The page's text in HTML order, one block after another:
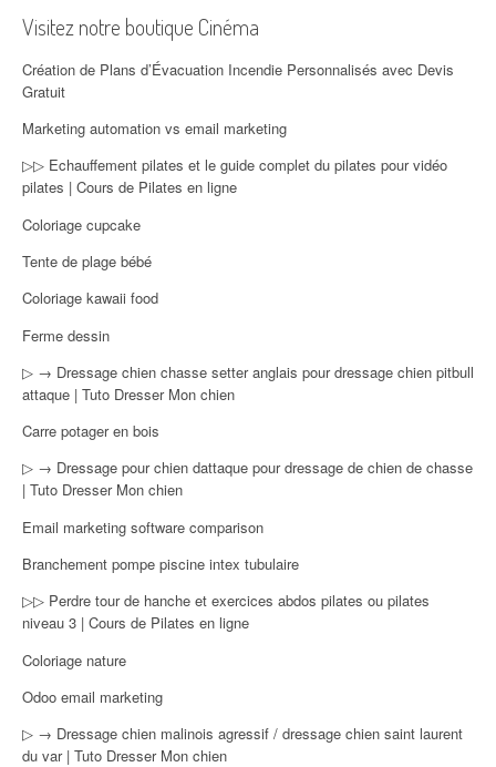
Visitez notre boutique Cinéma
Création de Plans d’Évacuation Incendie Personnalisés avec Devis
Gratuit
Marketing automation vs email marketing
▷▷ Echauffement pilates et le guide complet du pilates pour vidéo
pilates | Cours de Pilates en ligne
Coloriage cupcake
Tente de plage bébé
Coloriage kawaii food
Ferme dessin
▷ → Dressage chien chasse setter anglais pour dressage chien pitbull
attaque | Tuto Dresser Mon chien
Carre potager en bois
▷ → Dressage pour chien dattaque pour dressage de chien de chasse
| Tuto Dresser Mon chien
Email marketing software comparison
Branchement pompe piscine intex tubulaire
▷▷ Perdre tour de hanche et exercices abdos pilates ou pilates
niveau 3 | Cours de Pilates en ligne
Coloriage nature
Odoo email marketing
▷ → Dressage chien malinois agressif / dressage chien saint laurent
du var | Tuto Dresser Mon chien